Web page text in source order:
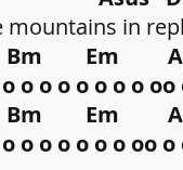
mountains in
Em A
o o o o o o
Em A
o o o o o o